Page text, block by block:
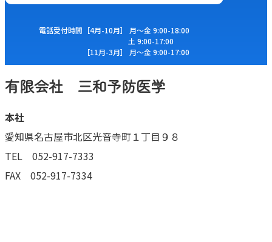
電話受付時間 ［4⽉-10⽉］ ⽉〜⾦ 9:00-18:00
⼟ 9:00-17:00
［11⽉-3⽉］ ⽉〜⾦ 9:00-17:00
有限会社 三和予防医学
本社
愛知県名古屋市北区光音寺町１丁目９８
TEL 052-917-7333
FAX 052-917-7334